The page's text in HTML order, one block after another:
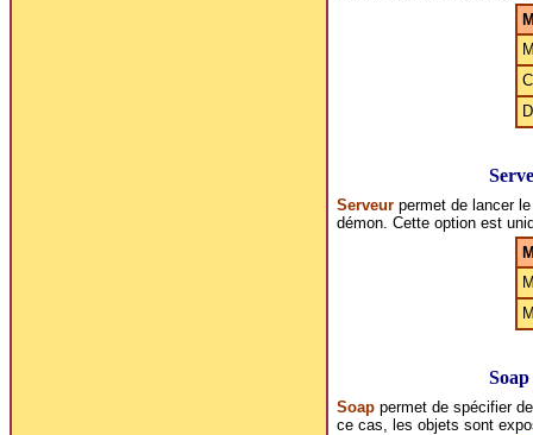
Serveurpermet de lancer le
démon. Cette option est
Soap
Soappermet de spécifier
ce cas, les objets sont